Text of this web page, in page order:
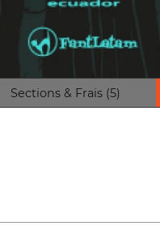
Sections & Frais (5)